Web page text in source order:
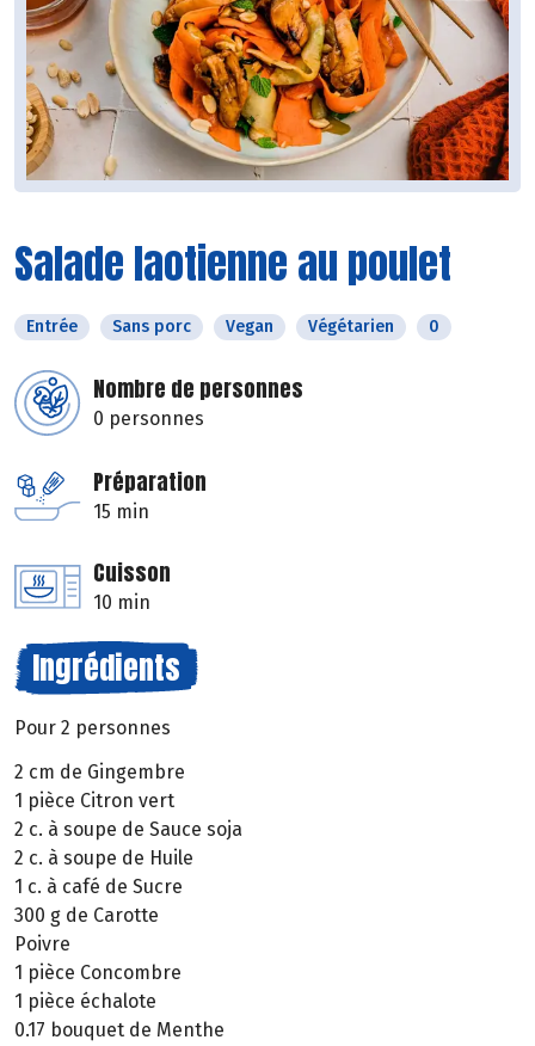
Salade laotienne au poulet
Entrée Sans porc Vegan Végétarien 0
Nombre de personnes
0 personnes
Préparation
15 min
Cuisson
10 min
Ingrédients
Pour 2 personnes
2 cm de Gingembre
1 pièce Citron vert
2 c. à soupe de Sauce soja
2 c. à soupe de Huile
1 c. à café de Sucre
300 g de Carotte
Poivre
1 pièce Concombre
1 pièce échalote
0.17 bouquet de Menthe